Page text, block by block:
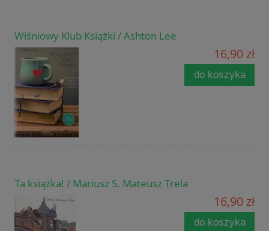
Wiśniowy Klub Książki / Ashton Lee
16,90 zł
do koszyka
Ta książka! / Mariusz S. Mateusz Trela
16,90 zł
do koszyka